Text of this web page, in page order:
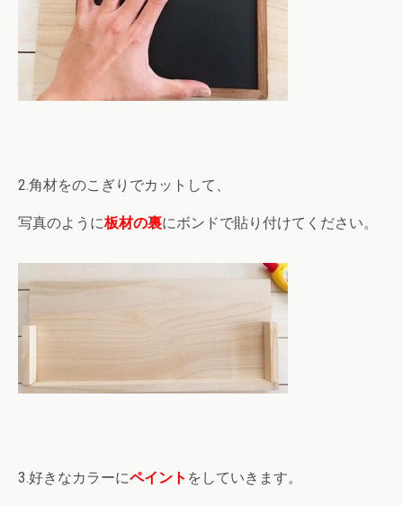
2.角材をのこぎりでカットして、
写真のように板材の裏にボンドで貼り付けてください。
3.好きなカラーにペイント をしていきます。